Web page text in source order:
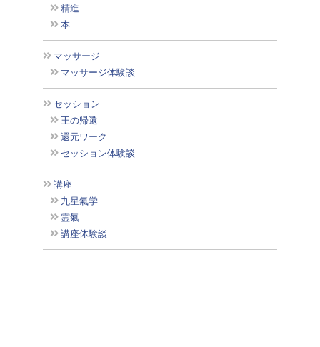
精進
本
マッサージ
マッサージ体験談
セッション
王の帰還
還元ワーク
セッション体験談
講座
九星氣学
霊氣
講座体験談